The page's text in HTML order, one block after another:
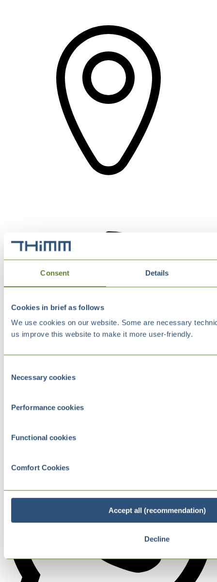
Consent Details
Cookies in brief as follows
We use cookies on our website. Some are necessary
us improve this website to make it more user-friendly.
Selection
Necessary cookies
Performance cookies
Functional cookies
Comfort Cookies
Accept all (recommendation)
Decline